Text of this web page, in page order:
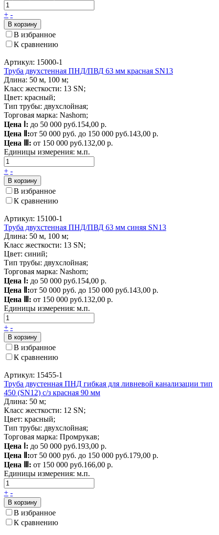
+ -
В корзину
В избранное
К сравнению
Артикул: 15000-1
Труба двухстенная ПНД/ПВД 63 мм красная SN13
Длина: 50 м, 100 м;
Класс жесткости: 13 SN;
Цвет: красный;
Тип трубы: двухслойная;
Торговая марка: Nashorn;
Цена Ⅰ: до 50 000 руб.154,00 р.
Цена Ⅱ:от 50 000 руб. до 150 000 руб.143,00 р.
Цена Ⅲ: от 150 000 руб.132,00 р.
Единицы измерения: м.п.
+ -
В корзину
В избранное
К сравнению
Артикул: 15100-1
Труба двухстенная ПНД/ПВД 63 мм синяя SN13
Длина: 50 м, 100 м;
Класс жесткости: 13 SN;
Цвет: синий;
Тип трубы: двухслойная;
Торговая марка: Nashorn;
Цена Ⅰ: до 50 000 руб.154,00 р.
Цена Ⅱ:от 50 000 руб. до 150 000 руб.143,00 р.
Цена Ⅲ: от 150 000 руб.132,00 р.
Единицы измерения: м.п.
+ -
В корзину
В избранное
К сравнению
Артикул: 15455-1
Труба двустенная ПНД гибкая для ливневой канализации тип
450 (SN12) с/з красная 90 мм
Длина: 50 м;
Класс жесткости: 12 SN;
Цвет: красный;
Тип трубы: двухслойная;
Торговая марка: Промрукав;
Цена Ⅰ: до 50 000 руб.193,00 р.
Цена Ⅱ:от 50 000 руб. до 150 000 руб.179,00 р.
Цена Ⅲ: от 150 000 руб.166,00 р.
Единицы измерения: м.п.
+ -
В корзину
В избранное
К сравнению